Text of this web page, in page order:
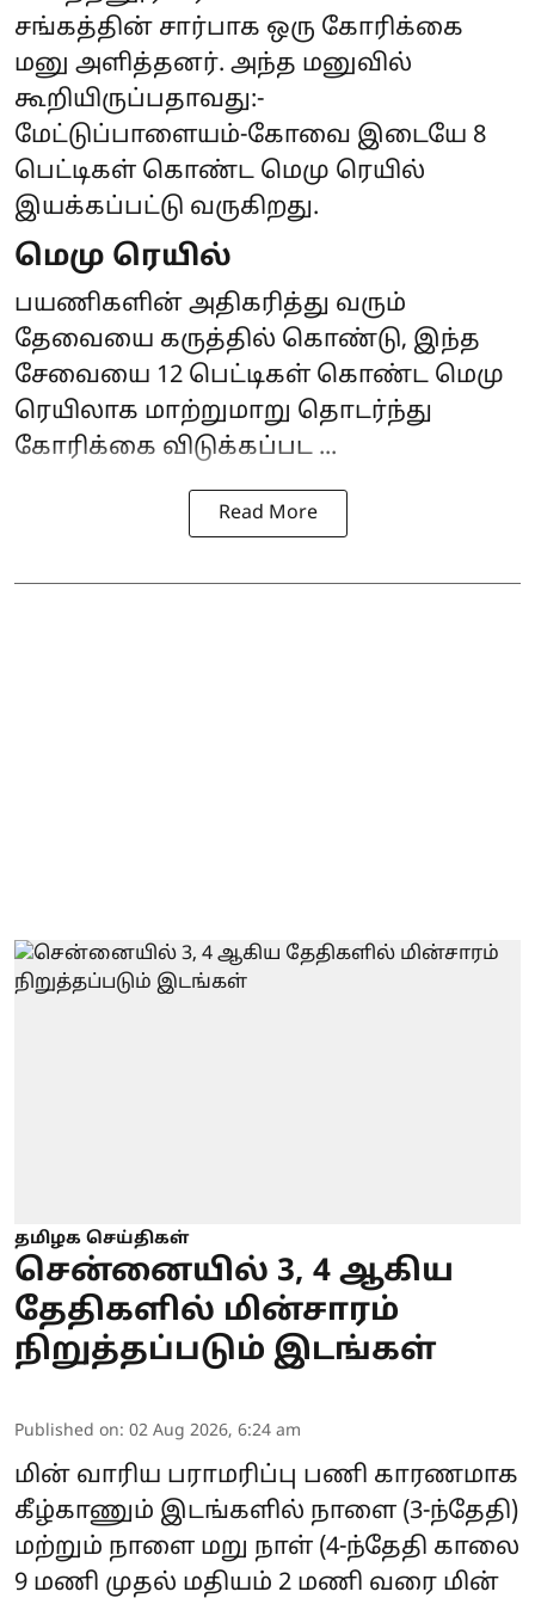
சங்கத்தின் சார்பாக ஒரு கோரிக்கை
மனு அளித்தனர். அந்த மனுவில்
கூறியிருப்பதாவது:-
மேட்டுப்பாளையம்-கோவை இடையே 8
பெட்டிகள் கொண்ட மெமு ரெயில்
இயக்கப்பட்டு வருகிறது.
மெமு ரெயில்
பயணிகளின் அதிகரித்து வரும்
தேவையை கருத்தில் கொண்டு, இந்த
சேவையை 12 பெட்டிகள் கொண்ட மெமு
ரெயிலாக மாற்றுமாறு தொடர்ந்து
கோரிக்கை விடுக்கப்பட ...
Read More
தமிழக செய்திகள்
சென்னையில் 3, 4 ஆகிய
தேதிகளில் மின்சாரம்
நிறுத்தப்படும் இடங்கள்
Published on: 02 Aug 2026, 6:24 am
மின் வாரிய பராமரிப்பு பணி காரணமாக
கீழ்காணும் இடங்களில் நாளை (3-ந்தேதி)
மற்றும் நாளை மறு நாள் (4-ந்தேதி காலை
9 மணி முதல் மதியம் 2 மணி வரை மின்